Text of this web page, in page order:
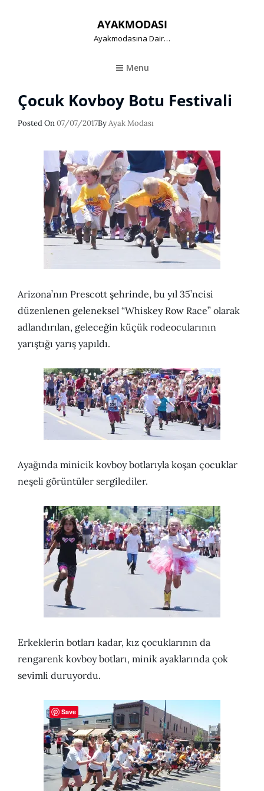
AYAKMODASI
Ayakmodasına Dair…
Menu
Çocuk Kovboy Botu Festivali
Posted OnPosted
07/07/2017ByAyak Modası
Arizona’nın Prescott şehrinde, bu yıl 35’ncisi
düzenlenen geleneksel “Whiskey Row Race” olarak
adlandırılan, geleceğin küçük rodeocularının
yarıştığı yarış yapıldı.
Ayağında minicik kovboy botlarıyla koşan çocuklar
neşeli görüntüler sergilediler.
Erkeklerin botları kadar, kız çocuklarının da
rengarenk kovboy botları, minik ayaklarında çok
sevimli duruyordu.
Save